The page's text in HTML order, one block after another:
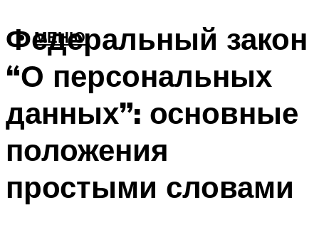
МЕНЮ
Федеральный закон
“О персональных
данных”: основные
положения
простыми словами